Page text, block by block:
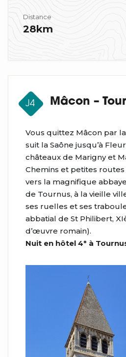
Distance
28km
J4 Mâcon –
Vous quittez Mâcon par
suit la Saône jusqu’à
châteaux de Marigny et
Chemins et petites
vers la magnifique
de Tournus, à la vieille
ses ruelles et ses
abbatial de St Philibert,
d’œuvre romain).
Nuit en hôtel 4* à